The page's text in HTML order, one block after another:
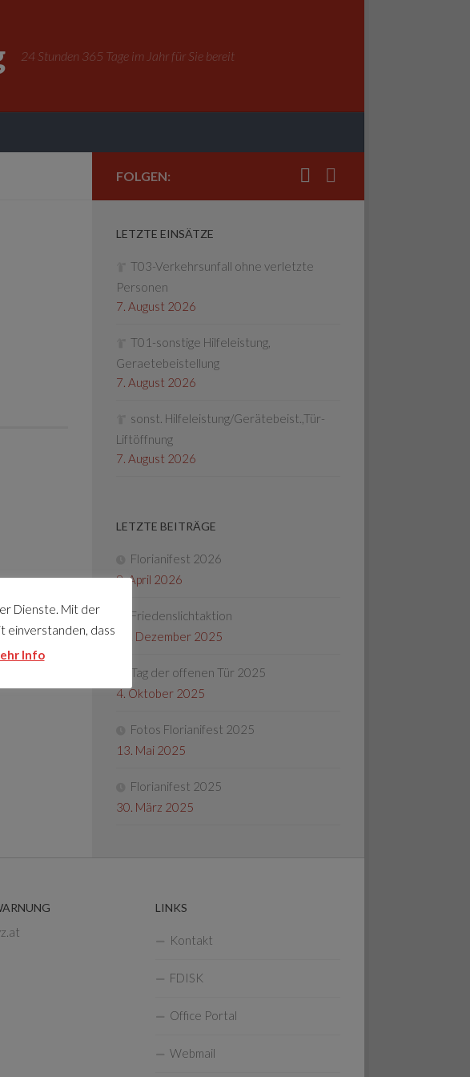
24 Stunden 365 Tage im Jahr für Sie bereit
FOLGEN:
LETZTE EINSÄTZE
T03-Verkehrsunfall ohne verletzte
Personen
7. August 2026
T01-sonstige Hilfeleistung,
Geraetebeistellung
7. August 2026
sonst. Hilfeleistung/Gerätebeist.,Tür-
Liftöffnung
7. August 2026
LETZTE BEITRÄGE
Florianifest 2026
8. April 2026
Friedenslichtaktion
22. Dezember 2025
Tag der offenen Tür 2025
4. Oktober 2025
Fotos Florianifest 2025
13. Mai 2025
Florianifest 2025
30. März 2025
LINKS
Kontakt
FDISK
Office Portal
Webmail
Dienste. Mit der
einverstanden, dass
Info